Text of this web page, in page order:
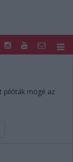
pilóták mögé az